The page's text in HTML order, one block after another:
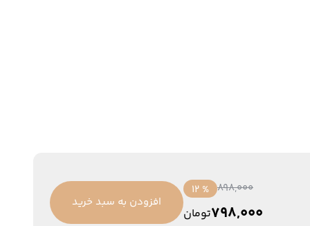
898,000
% 12
798,000تومان
افزودن به سبد خرید